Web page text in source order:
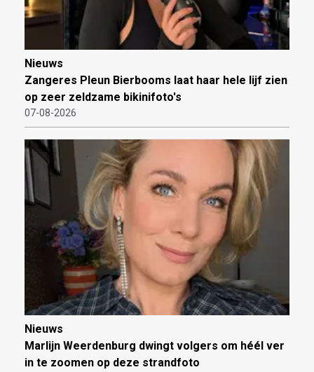
Nieuws
Zangeres Pleun Bierbooms laat haar hele lijf zien
op zeer zeldzame bikinifoto's
07-08-2026
Nieuws
Marlijn Weerdenburg dwingt volgers om héél ver
in te zoomen op deze strandfoto